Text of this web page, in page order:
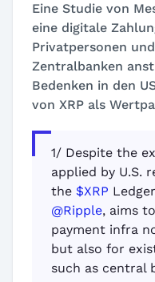
Eine Studie von
eine digitale
Privatpersonen
Zentralbanken
Bedenken in den
von XRP als
1/ Despite the
applied by U.S.
the $XRP
@Ripple, aims
payment infra
but also for
such as central